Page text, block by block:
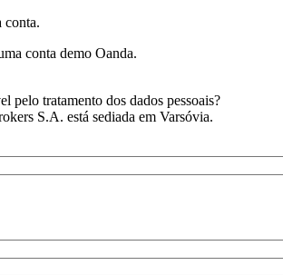
conta.
conta demo Oanda.
pelo tratamento dos dados pessoais?
S.A. está sediada em Varsóvia.